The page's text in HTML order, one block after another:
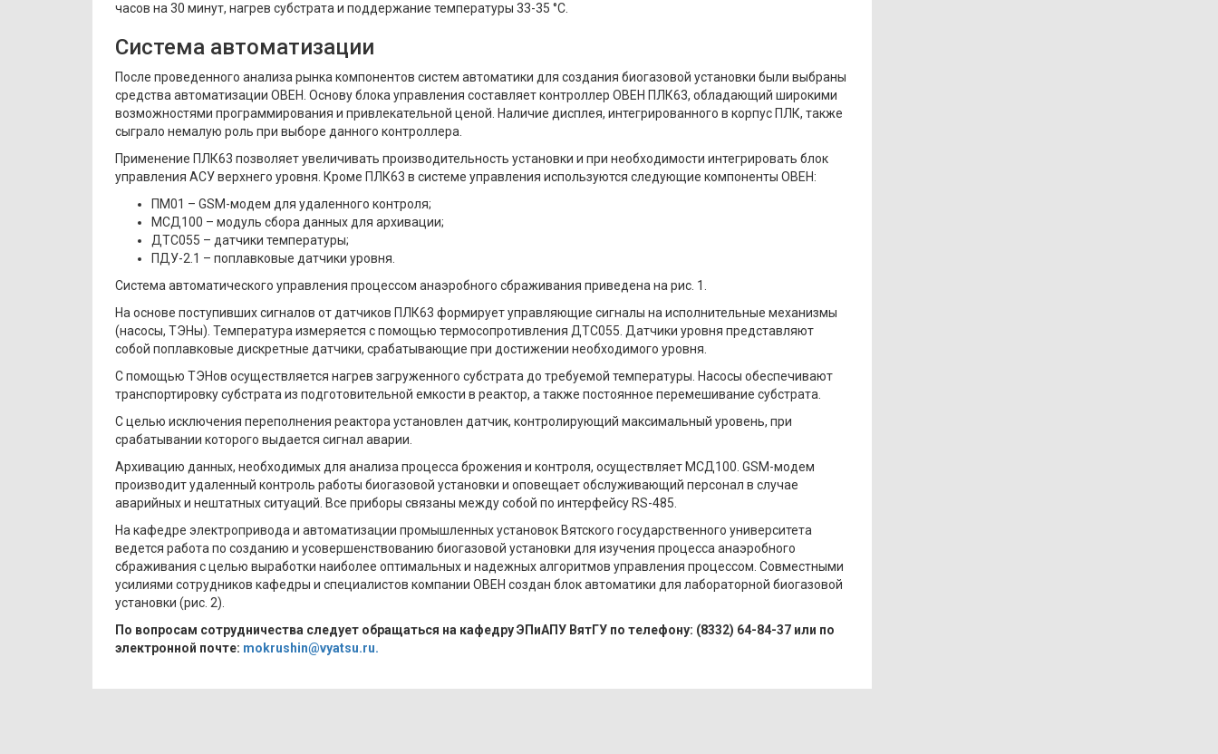
часов на 30 минут, нагрев субстрата и поддержание температуры 33-35 °С.
Система автоматизации
После проведенного анализа рынка компонентов систем автоматики для создания биогазовой установки были выбраны
средства автоматизации ОВЕН. Основу блока управления составляет контроллер ОВЕН ПЛК63, обладающий широкими
возможностями программирования и привлекательной ценой. Наличие дисплея, интегрированного в корпус ПЛК, также
сыграло немалую роль при выборе данного контроллера.
Применение ПЛК63 позволяет увеличивать производительность установки и при необходимости интегрировать блок
управления АСУ верхнего уровня. Кроме ПЛК63 в системе управления используются следующие компоненты ОВЕН:
ПМ01 – GSM-модем для удаленного контроля;
МСД100 – модуль сбора данных для архивации;
ДТС055 – датчики температуры;
ПДУ-2.1 – поплавковые датчики уровня.
Система автоматического управления процессом анаэробного сбраживания приведена на рис. 1.
На основе поступивших сигналов от датчиков ПЛК63 формирует управляющие сигналы на исполнительные механизмы
(насосы, ТЭНы). Температура измеряется с помощью термосопротивления ДТС055. Датчики уровня представляют
собой поплавковые дискретные датчики, срабатывающие при достижении необходимого уровня.
С помощью ТЭНов осуществляется нагрев загруженного субстрата до требуемой температуры. Насосы обеспечивают
транспортировку субстрата из подготовительной емкости в реактор, а также постоянное перемешивание субстрата.
С целью исключения переполнения реактора установлен датчик, контролирующий максимальный уровень, при
срабатывании которого выдается сигнал аварии.
Архивацию данных, необходимых для анализа процесса брожения и контроля, осуществляет МСД100. GSM-модем
производит удаленный контроль работы биогазовой установки и оповещает обслуживающий персонал в случае
аварийных и нештатных ситуаций. Все приборы связаны между собой по интерфейсу RS-485.
На кафедре электропривода и автоматизации промышленных установок Вятского государственного университета
ведется работа по созданию и усовершенствованию биогазовой установки для изучения процесса анаэробного
сбраживания с целью выработки наиболее оптимальных и надежных алгоритмов управления процессом. Совместными
усилиями сотрудников кафедры и специалистов компании ОВЕН создан блок автоматики для лабораторной биогазовой
установки (рис. 2).
По вопросам сотрудничества следует обращаться на кафедру ЭПиАПУ ВятГУ по телефону: (8332) 64-84-37 или по
электронной почте: mokrushin@vyatsu.ru.